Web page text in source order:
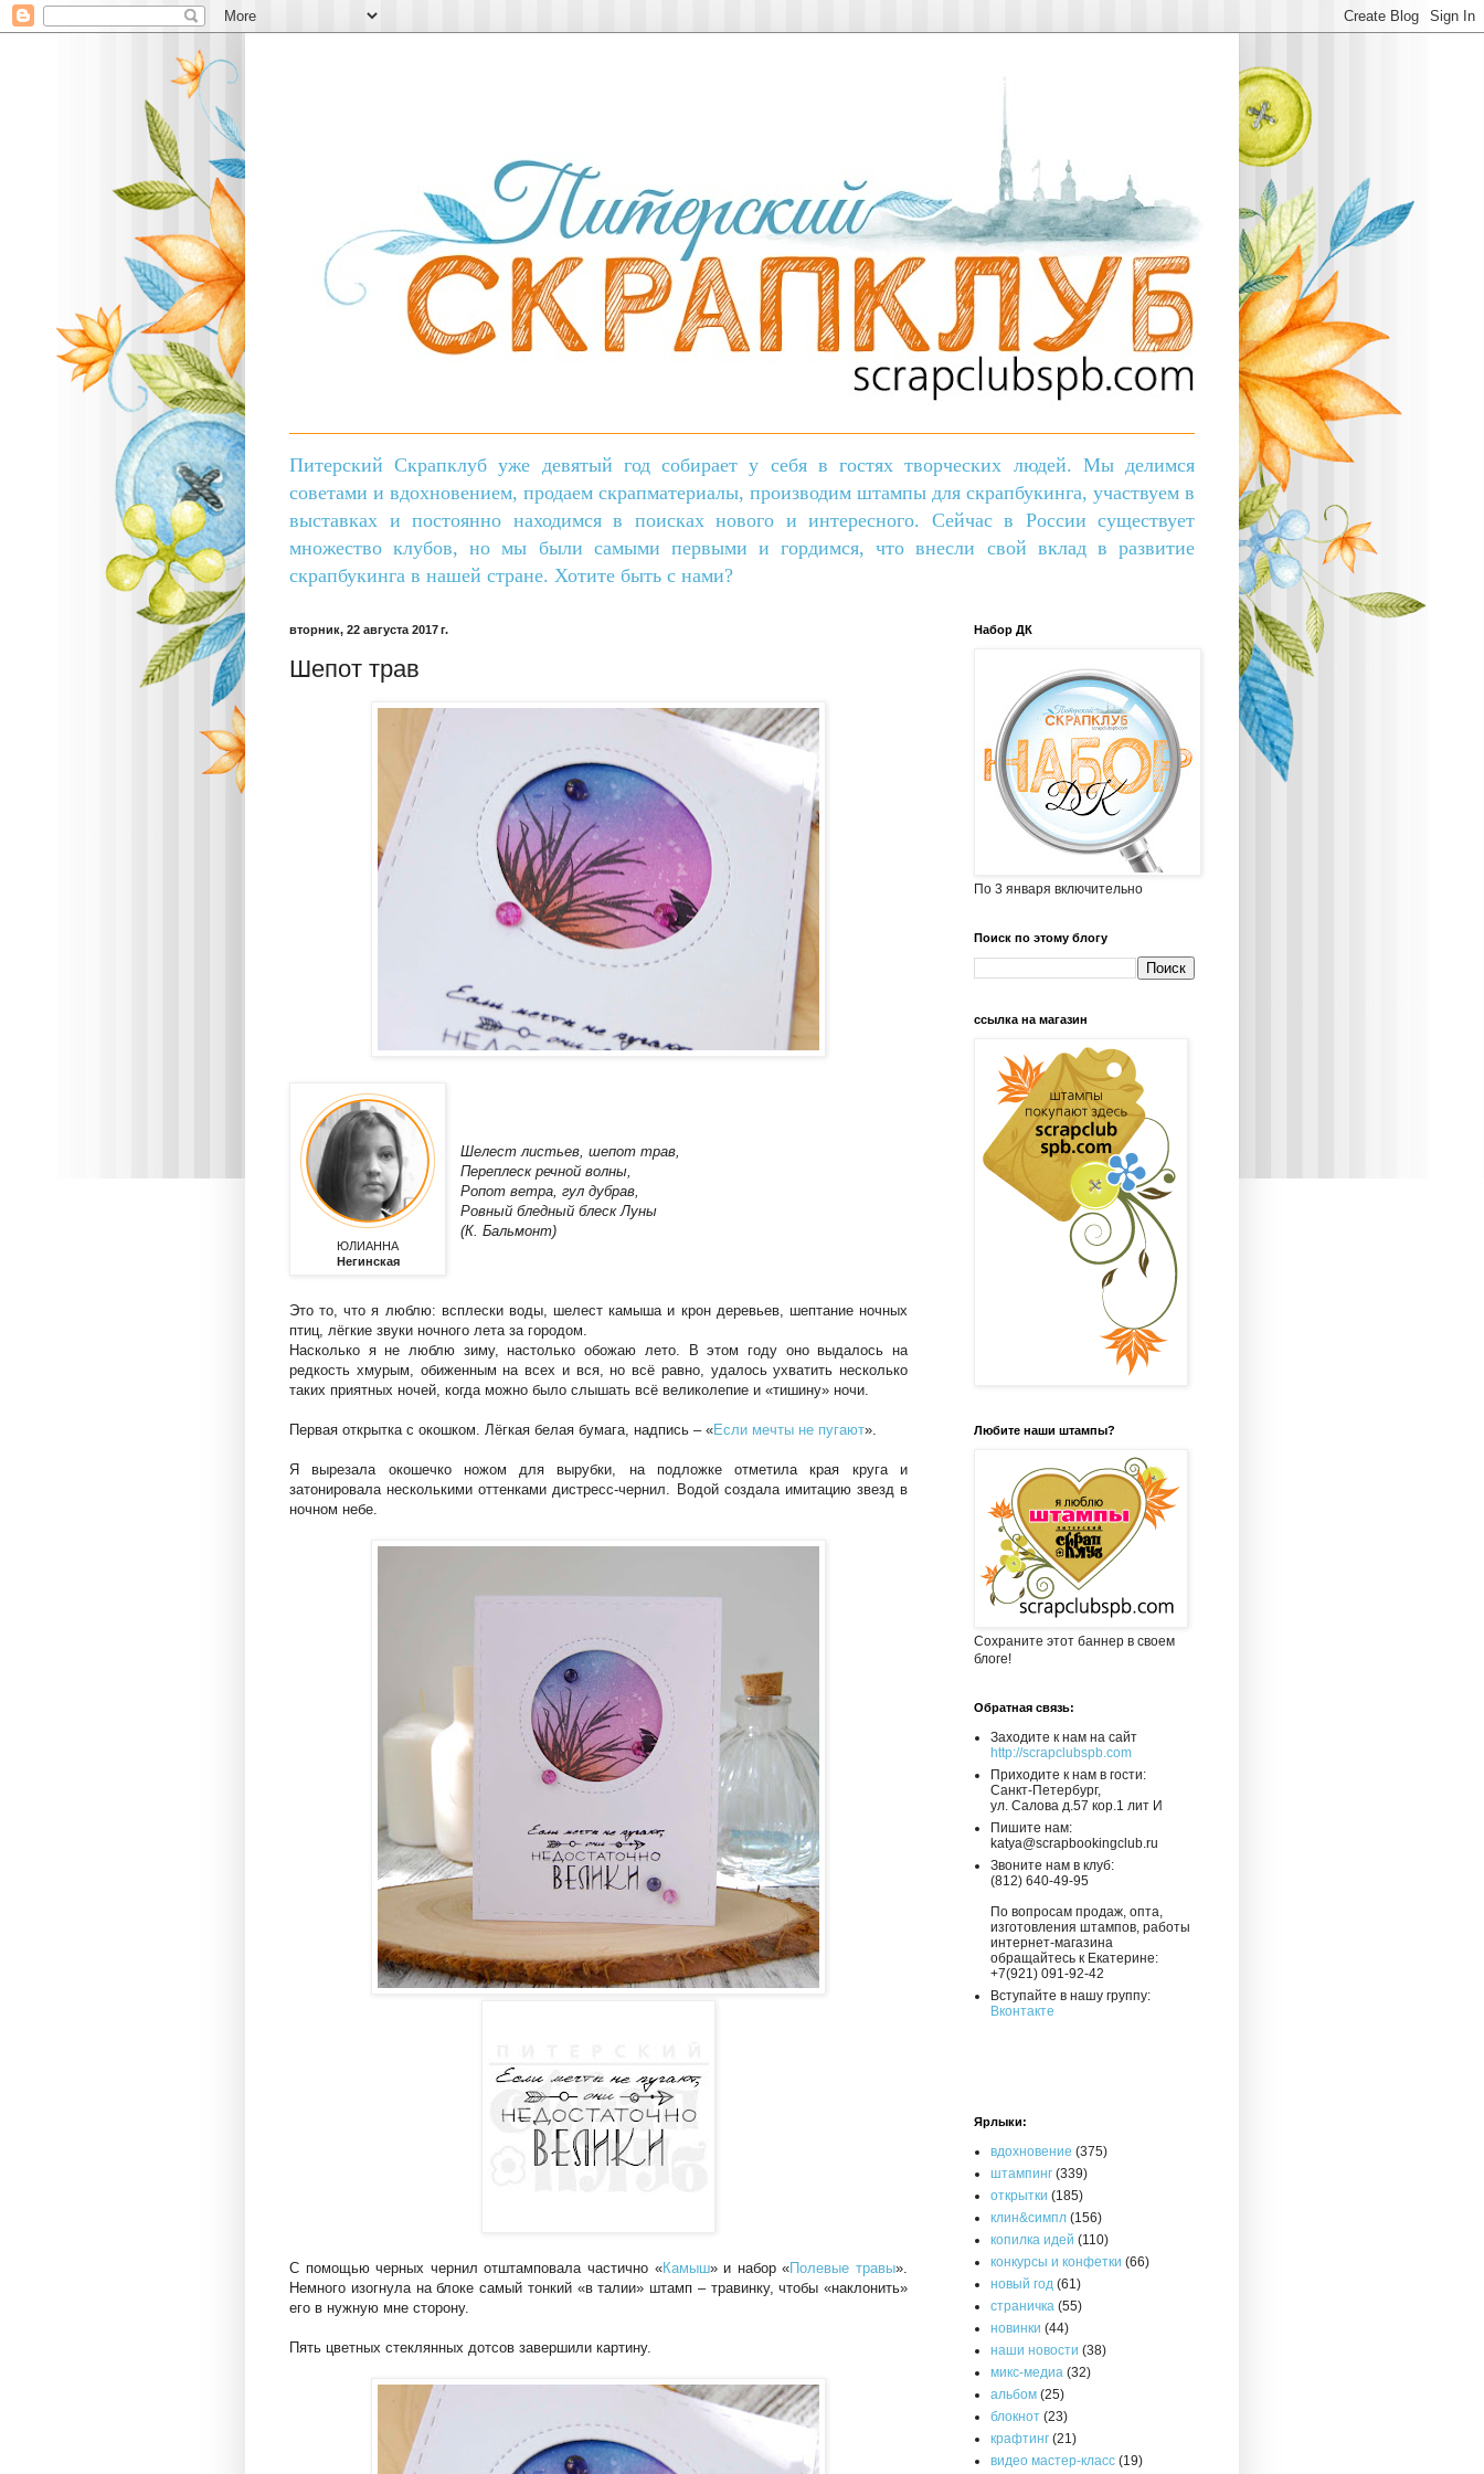
Питерский Скрапклуб уже девятый год собирает у себя в гостях творческих людей. Мы делимся
советами и вдохновением, продаем скрапматериалы, производим штампы для скрапбукинга, участвуем в
выставках и постоянно находимся в поисках нового и интересного. Сейчас в России существует
множество клубов, но мы были самыми первыми и гордимся, что внесли свой вклад в развитие
скрапбукинга в нашей стране. Хотите быть с нами?
вторник, 22 августа 2017 г.
Шепот трав
ЮЛИАННА
Негинская
Шелест листьев, шепот трав,
Переплеск речной волны,
Ропот ветра, гул дубрав,
Ровный бледный блеск Луны
(К. Бальмонт)
Это то, что я люблю: всплески воды, шелест камыша и крон деревьев, шептание ночных
птиц, лёгкие звуки ночного лета за городом.
Насколько я не люблю зиму, настолько обожаю лето. В этом году оно выдалось на
редкость хмурым, обиженным на всех и вся, но всё равно, удалось ухватить несколько
таких приятных ночей, когда можно было слышать всё великолепие и «тишину» ночи.
Первая открытка с окошком. Лёгкая белая бумага, надпись – «Если мечты не пугают».
Я вырезала окошечко ножом для вырубки, на подложке отметила края круга и
затонировала несколькими оттенками дистресс-чернил. Водой создала имитацию звезд в
ночном небе.
С помощью черных чернил отштамповала частично «Камыш» и набор «Полевые травы».
Немного изогнула на блоке самый тонкий «в талии» штамп – травинку, чтобы «наклонить»
его в нужную мне сторону.
Пять цветных стеклянных дотсов завершили картину.
Набор ДК
По 3 января включительно
Поиск по этому блогу
ссылка на магазин
Любите наши штампы?
Cохраните этот баннер в своем
блоге!
Обратная связь:
Заходите к нам на сайт
http://scrapclubspb.com
Приходите к нам в гости:
Санкт-Петербург,
ул. Салова д.57 кор.1 лит И
Пишите нам:
katya@scrapbookingclub.ru
Звоните нам в клуб:
(812) 640-49-95
По вопросам продаж, опта,
изготовления штампов, работы
интернет-магазина
обращайтесь к Екатерине:
+7(921) 091-92-42
Вступайте в нашу группу:
Вконтакте
Ярлыки:
вдохновение (375)
штампинг (339)
открытки (185)
клин&симпл (156)
копилка идей (110)
конкурсы и конфетки (66)
новый год (61)
страничка (55)
новинки (44)
наши новости (38)
микс-медиа (32)
альбом (25)
блокнот (23)
крафтинг (21)
видео мастер-класс (19)